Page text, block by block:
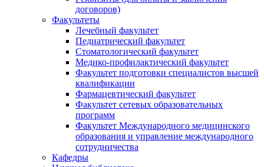
договоров)
Факультеты
Лечебный факультет
Педиатрический факультет
Стоматологический факультет
Медико-профилактический факультет
Факультет подготовки специалистов высшей
квалификации
Фармацевтический факультет
Факультет сетевых образовательных
программ
Факультет Международного медицинского
образования и управление международного
сотрудничества
Кафедры